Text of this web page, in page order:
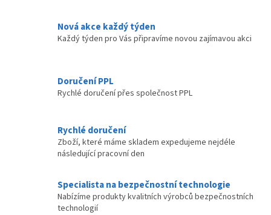
v
k
y
i
s
Nová akce každý týden
Každý týden pro Vás připravíme novou zajímavou akci
Doručení PPL
Rychlé doručení přes společnost PPL
Rychlé doručení
Zboží, které máme skladem expedujeme nejdéle
následující pracovní den
Specialista na bezpečnostní technologie
Nabízíme produkty kvalitních výrobců bezpečnostních
technologií